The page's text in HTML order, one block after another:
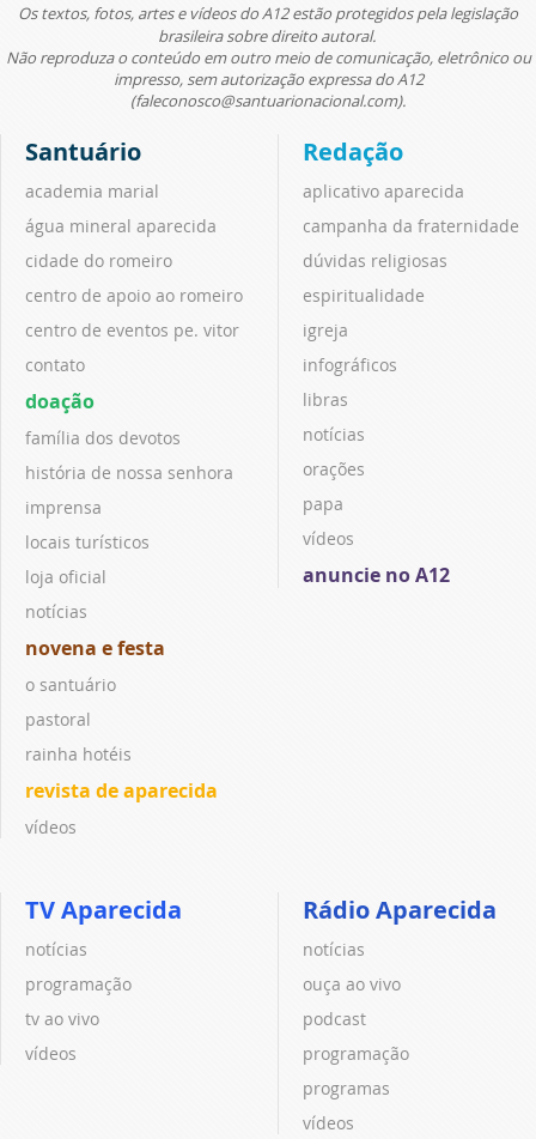
Os textos, fotos, artes e vídeos do A12 estão protegidos pela legislação
brasileira sobre direito autoral.
Não reproduza o conteúdo em outro meio de comunicação, eletrônico ou
impresso, sem autorização expressa do A12
(faleconosco@santuarionacional.com).
Santuário
academia marial
água mineral aparecida
cidade do romeiro
centro de apoio ao romeiro
centro de eventos pe. vitor
contato
doação
família dos devotos
história de nossa senhora
imprensa
locais turísticos
loja oficial
notícias
novena e festa
o santuário
pastoral
rainha hotéis
revista de aparecida
vídeos
Redação
aplicativo aparecida
campanha da fraternidade
dúvidas religiosas
espiritualidade
igreja
infográficos
libras
notícias
orações
papa
vídeos
anuncie no A12
TV Aparecida
notícias
programação
tv ao vivo
vídeos
Rádio Aparecida
notícias
ouça ao vivo
podcast
programação
programas
vídeos